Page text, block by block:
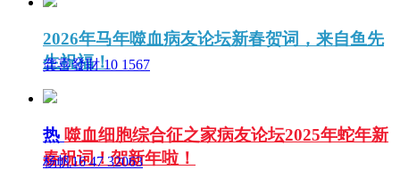
2026年马年噬血病友论坛新春贺词，来自鱼先
生祝福！
龚喜發財 10 1567
热 噬血细胞综合征之家病友论坛2025年蛇年新
春祝词！贺新年啦！
杨帆16 47 32063